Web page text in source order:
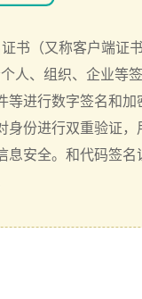
PositiveSSL
InstantSSL
AlphaSSL
SSL工具
CSR生成
CSR解析
SSL检测
书（又称客户端证
人、组织、企业等
等进行数字签名和加
身份进行双重验证，
息安全。和代码签名